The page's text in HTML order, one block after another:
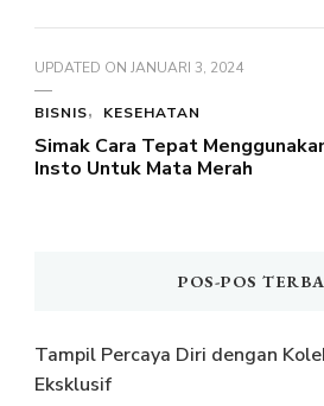
UPDATED ON JANUARI 3, 2024
BISNIS KESEHATAN
Simak Cara Tepat
Insto Untuk Mata Merah
POS-POS
Tampil Percaya Diri dengan
Eksklusif